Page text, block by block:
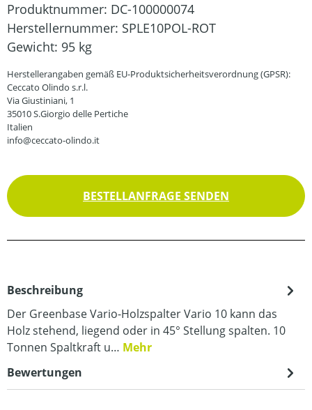
Produktnummer: DC-100000074
Herstellernummer: SPLE10POL-ROT
Gewicht: 95 kg
Herstellerangaben gemäß EU-Produktsicherheitsverordnung (GPSR):
Ceccato Olindo s.r.l.
Via Giustiniani, 1
35010 S.Giorgio delle Pertiche
Italien
info@ceccato-olindo.it
BESTELLANFRAGE SENDEN
Beschreibung
Der Greenbase Vario-Holzspalter Vario 10 kann das
Holz stehend, liegend oder in 45° Stellung spalten. 10
Tonnen Spaltkraft u… Mehr
Bewertungen